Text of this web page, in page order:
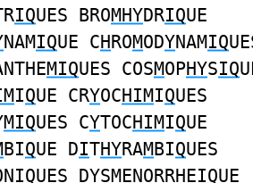
IQUES BROMHYDRIQUE
NAMIQUE CHROMODYNAMIQ
MIQUES COSMOPHYSIQ
IQUE CRYOCHIMIQUES
MIQUES CYTOCHIMIQUE
BIQUE DITHYRAMBIQUES
IQUES DYSMENORRHEIQUE